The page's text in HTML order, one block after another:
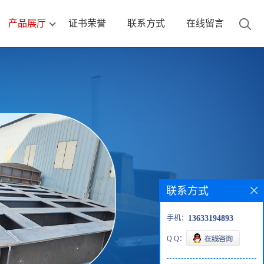
产品展厅 证书荣誉 联系方式 在线留言
联系方式
手机： 13633194893
Q Q：